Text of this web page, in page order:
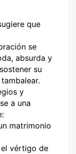
que
se
absurda y
su
y
a una
matrimonio
vértigo de